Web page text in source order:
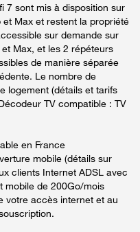
7 sont mis à disposition sur
Max et restent la propriété
sur demande sur
Max, et les 2 répéteurs
de manière séparée
Le nombre de
logement (détails et tarifs
TV compatible : TV
en France
mobile (détails sur
clients Internet ADSL avec
mobile de 200Go/mois
votre accès internet et au